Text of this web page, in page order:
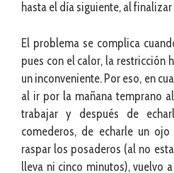
hasta el día siguiente, al
El problema se complica
pues con el calor, la restricción
un inconveniente. Por eso, en
al ir por la mañana temprano
trabajar y después de
comederos, de echarle un
raspar los posaderos (al no
lleva ni cinco minutos), vuelvo